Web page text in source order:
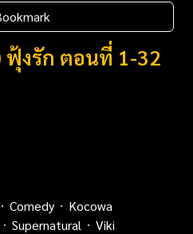
ฟุ้งรัก ตอนที่ 1-32
Comedy
Kocowa
Supernatural Viki